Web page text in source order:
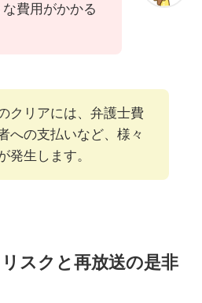
費用がかかる
クリアには、弁護士費
への支払いなど、様々
発生します。
スクと再放送の是非